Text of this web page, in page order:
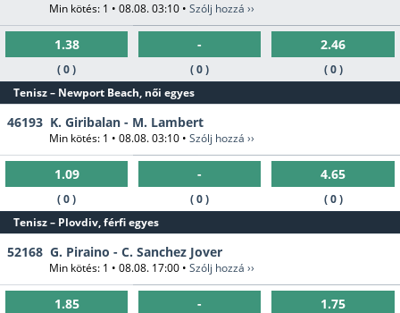
Min kötés: 1 • 08.08. 03:10 • Szólj hozzá ››
1.38
( 0 )
-
( 0 )
2.46
( 0 )
Tenisz – Newport Beach, női egyes
46193 K. Giribalan - M. Lambert
Min kötés: 1 • 08.08. 03:10 • Szólj hozzá ››
1.09
( 0 )
-
( 0 )
4.65
( 0 )
Tenisz – Plovdiv, férfi egyes
52168 G. Piraino - C. Sanchez Jover
Min kötés: 1 • 08.08. 17:00 • Szólj hozzá ››
1.85 - 1.75